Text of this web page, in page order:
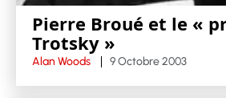
Pierre Broué et le «
Trotsky »
Alan Woods 9 Octobre 2003